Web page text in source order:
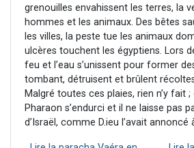
grenouilles envahissent les terres, la
hommes et les animaux. Des bêtes
les villes, la peste tue les animaux
ulcères touchent les égyptiens. Lors
feu et l’eau s’unissent pour former
tombant, détruisent et brûlent
Malgré toutes ces plaies, rien n’y fait
Pharaon s’endurci et il ne laisse pas
d’Israël, comme D.ieu l’avait annoncé